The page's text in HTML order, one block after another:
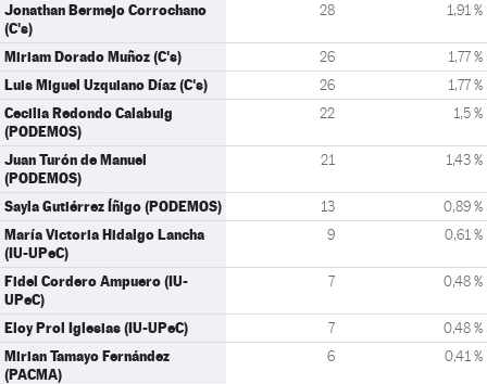
Jonathan Bermejo Corrochano
(C's)
28 1,91 %
Miriam Dorado Muñoz (C's) 26 1,77 %
Luis Miguel Uzquiano Díaz (C's) 26 1,77 %
Cecilia Redondo Calabuig
(PODEMOS)
22 1,5 %
Juan Turón de Manuel
(PODEMOS)
21 1,43 %
Sayla Gutiérrez Íñigo (PODEMOS) 13 0,89 %
María Victoria Hidalgo Lancha
(IU-UPeC)
9 0,61 %
Fidel Cordero Ampuero (IU-
UPeC)
7 0,48 %
Eloy Prol Iglesias (IU-UPeC) 7 0,48 %
Mirian Tamayo Fernández
(PACMA)
6 0,41 %